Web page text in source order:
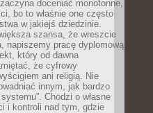
doceniać monotonne,
bo to właśnie one często
w jakiejś dziedzinie.
szansa, że wreszcie
napiszemy pracę dyplomową
który od dawna
że cyfrowy
ani religią. Nie
innym, jak bardzo
Chodzi o własne
i kontroli nad tym, gdzie